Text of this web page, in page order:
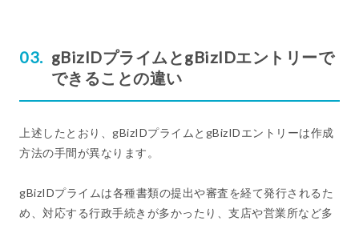
gBizIDプライムとgBizIDエントリーで
できることの違い
上述したとおり、gBizIDプライムとgBizIDエントリーは作成
方法の手間が異なります。
gBizIDプライムは各種書類の提出や審査を経て発行されるた
め、対応する行政手続きが多かったり、支店や営業所など多